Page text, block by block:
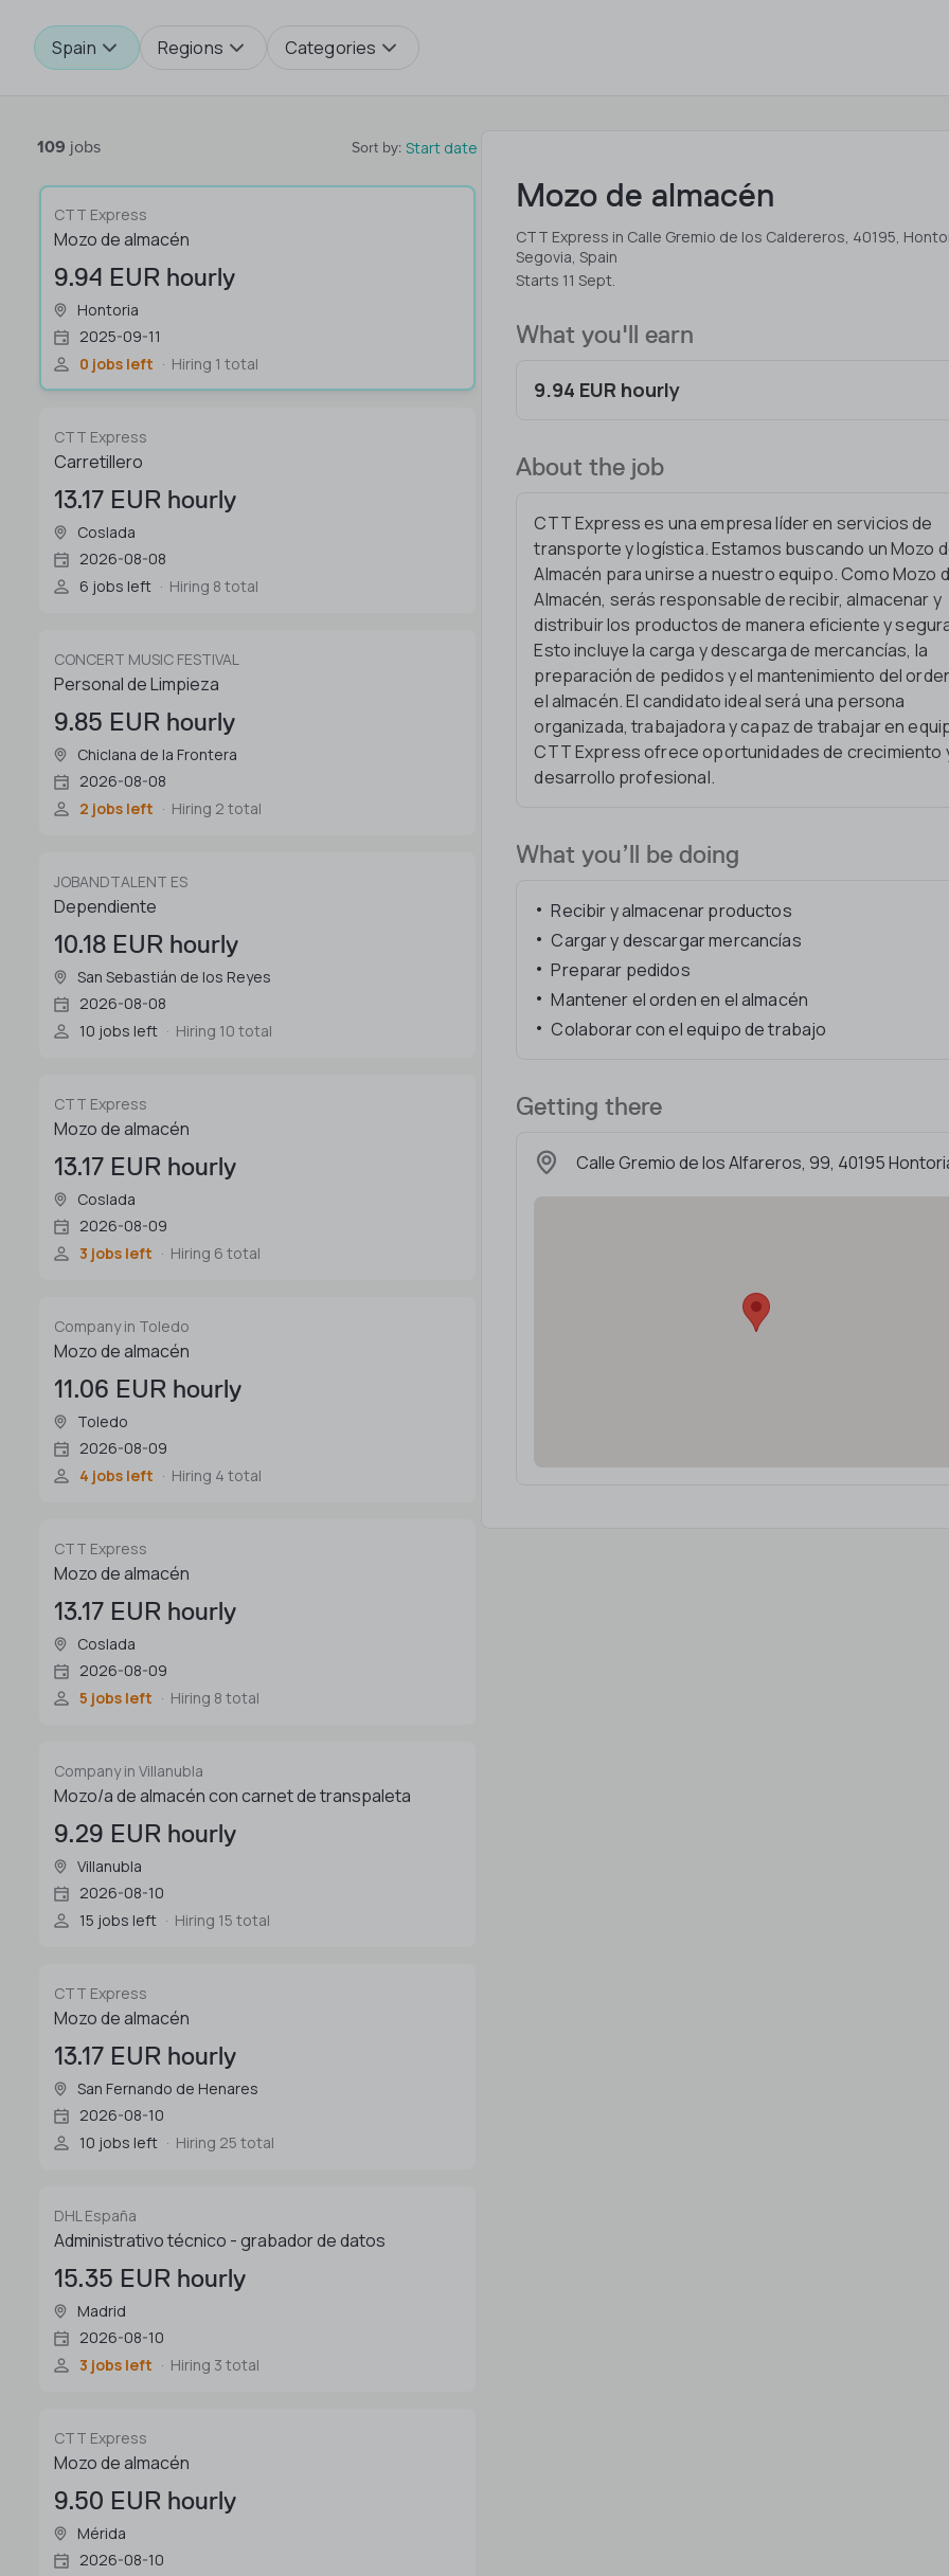
Spain Regions Categories
109 jobs Sort by: Start date
CTT Express
Mozo de almacén
9.94 EUR hourly
Hontoria
2025-09-11
0 jobs left
Hiring 1 total
CTT Express
Carretillero
13.17 EUR hourly
Coslada
2026-08-08
6 jobs left
Hiring 8 total
CONCERT MUSIC FESTIVAL
Personal de Limpieza
9.85 EUR hourly
Chiclana de la Frontera
2026-08-08
2 jobs left
Hiring 2 total
JOBANDTALENT ES
Dependiente
10.18 EUR hourly
San Sebastián de los Reyes
2026-08-08
10 jobs left
Hiring 10 total
CTT Express
Mozo de almacén
13.17 EUR hourly
Coslada
2026-08-09
3 jobs left
Hiring 6 total
Company in Toledo
Mozo de almacén
11.06 EUR hourly
Toledo
2026-08-09
4 jobs left
Hiring 4 total
CTT Express
Mozo de almacén
13.17 EUR hourly
Coslada
2026-08-09
5 jobs left
Hiring 8 total
Company in Villanubla
Mozo/a de almacén con carnet de transpaleta
9.29 EUR hourly
Villanubla
2026-08-10
15 jobs left
Hiring 15 total
CTT Express
Mozo de almacén
13.17 EUR hourly
San Fernando de Henares
2026-08-10
10 jobs left
Hiring 25 total
DHL España
Administrativo técnico - grabador de datos
15.35 EUR hourly
Madrid
2026-08-10
3 jobs left
Hiring 3 total
CTT Express
Mozo de almacén
9.50 EUR hourly
Mérida
2026-08-10
Mozo de almacén
CTT Express in Calle Gremio de los Caldereros, 40195,
Segovia, Spain
Starts 11 Sept.
What you'll earn
9.94 EUR hourly
About the job
CTT Express es una empresa líder en servicios de
transporte y logística. Estamos buscando un Mozo
Almacén para unirse a nuestro equipo. Como Mozo
Almacén, serás responsable de recibir, almacenar y
distribuir los productos de manera eficiente y
Esto incluye la carga y descarga de mercancías, la
preparación de pedidos y el mantenimiento del
el almacén. El candidato ideal será una persona
organizada, trabajadora y capaz de trabajar en
CTT Express ofrece oportunidades de crecimiento
desarrollo profesional.
What you’ll be doing
Recibir y almacenar productos
Cargar y descargar mercancías
Preparar pedidos
Mantener el orden en el almacén
Colaborar con el equipo de trabajo
Getting there
Calle Gremio de los Alfareros, 99, 40195